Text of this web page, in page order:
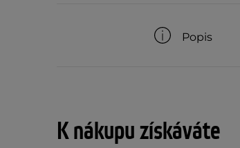
Popis
K nákupu získáváte